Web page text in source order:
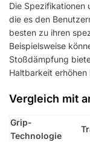
Die Spezifikationen
die es den
besten zu ihren
Beispielsweise
Stoßdämpfung
Haltbarkeit erhöhen
Vergleich mit
Grip-
Technologie